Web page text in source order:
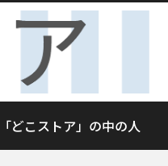
「どこストア」の中の人